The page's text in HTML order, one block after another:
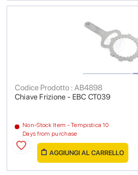
Chiave Frizione - EBC CT039
Codice Prodotto : AB4898
Non-Stock Item - Tempistica 10
Days from purchase
AGGIUNGI AL CARRELLO